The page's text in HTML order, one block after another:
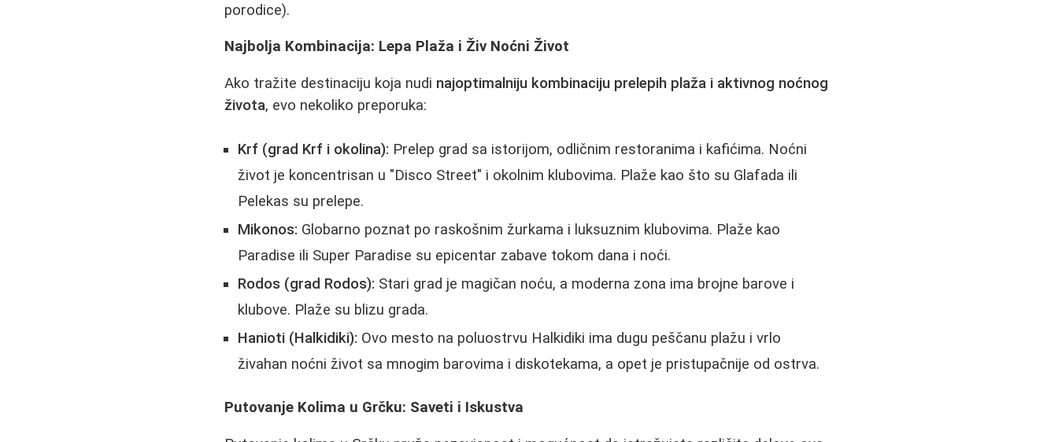
porodice).
Najbolja Kombinacija: Lepa Plaža i Živ Noćni Život
Ako tražite destinaciju koja nudi najoptimalniju kombinaciju prelepih plaža i aktivnog noćnog
života, evo nekoliko preporuka:
Krf (grad Krf i okolina): Prelep grad sa istorijom, odličnim restoranima i kafićima. Noćni
život je koncentrisan u "Disco Street" i okolnim klubovima. Plaže kao što su Glafada ili
Pelekas su prelepe.
Mikonos: Globarno poznat po raskošnim žurkama i luksuznim klubovima. Plaže kao
Paradise ili Super Paradise su epicentar zabave tokom dana i noći.
Rodos (grad Rodos): Stari grad je magičan noću, a moderna zona ima brojne barove i
klubove. Plaže su blizu grada.
Hanioti (Halkidiki): Ovo mesto na poluostrvu Halkidiki ima dugu peščanu plažu i vrlo
živahan noćni život sa mnogim barovima i diskotekama, a opet je pristupačnije od ostrva.
Putovanje Kolima u Grčku: Saveti i Iskustva